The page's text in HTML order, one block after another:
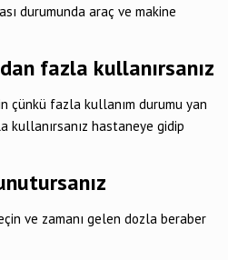
durumunda araç ve makine
fazla kullanırsanız
çünkü fazla kullanım durumu yan
kullanırsanız hastaneye gidip
ve zamanı gelen dozla beraber